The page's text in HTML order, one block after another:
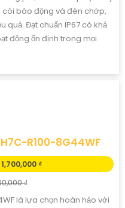
₫
₫
là một sản phẩm camera
Với độ phân giải 2K+ 4MP,